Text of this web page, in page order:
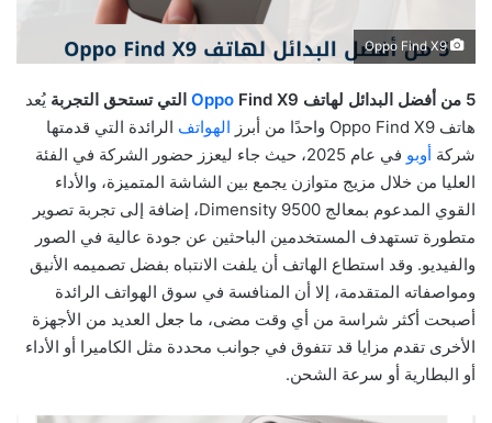
Oppo Find X9
5 من أفضل البدائل لهاتف Oppo Find X9 التي تستحق التجربة
يُعد
هاتف Oppo Find X9 واحدًا من أبرز
الهواتف الرائدة التي قدمتها
شركة أوبو
في عام 2025، حيث جاء ليعزز حضور الشركة في الفئة
العليا من خلال مزيج متوازن يجمع بين الشاشة المتميزة، والأداء
القوي المدعوم بمعالج Dimensity 9500، إضافة إلى تجربة تصوير
متطورة تستهدف المستخدمين الباحثين عن جودة عالية في الصور
والفيديو. وقد استطاع الهاتف أن يلفت الانتباه بفضل تصميمه الأنيق
ومواصفاته المتقدمة، إلا أن المنافسة في سوق الهواتف الرائدة
أصبحت أكثر شراسة من أي وقت مضى، ما جعل العديد من الأجهزة
الأخرى تقدم مزايا قد تتفوق في جوانب محددة مثل الكاميرا أو الأداء
أو البطارية أو سرعة الشحن.